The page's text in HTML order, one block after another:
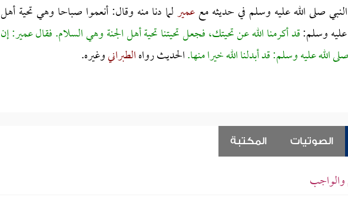
صلى الله عليه وسلم في حديثه مععميرلما دنا منه وقال: أنعموا صباحا وهي تحية أهل
عليه وسلم:قد أكرمنا الله عن تحيتك، فجعل تحيتنا تحية أهل الجنة وهي السلام. فقال عمير: إن
عليه وسلم: قد أبدلنا الله خيرا منها.الحديثرواهالطبرانيوغيره.
الصوتيات المكتبة
والواجب